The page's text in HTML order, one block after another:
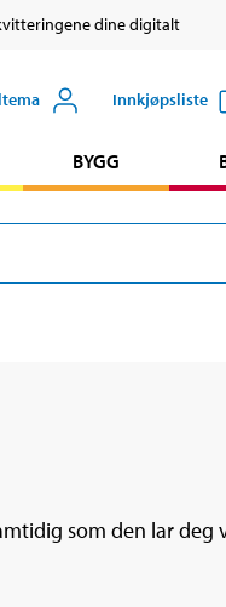
dine digitalt
Innkjøpsliste
BYGG
som den lar deg